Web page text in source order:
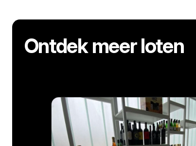
Ontdek meer loten